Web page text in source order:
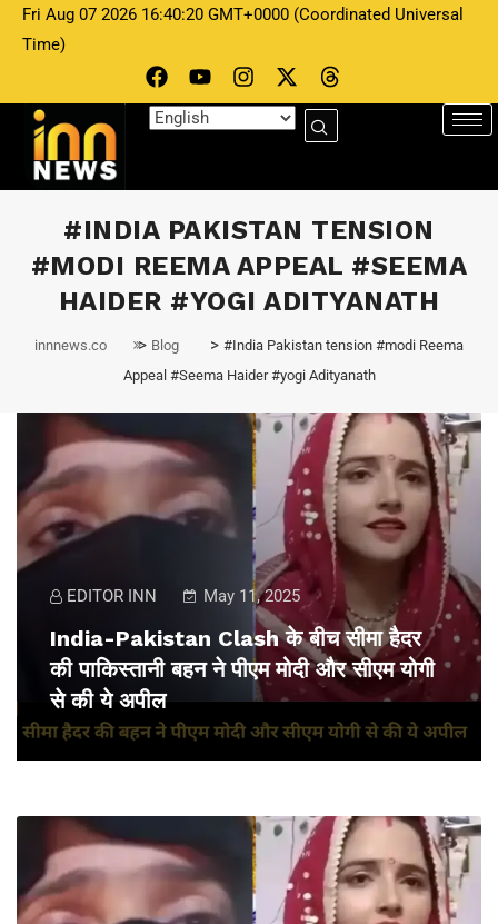
Fri Aug 07 2026 16:40:20 GMT+0000 (Coordinated Universal
Time)
#INDIA PAKISTAN TENSION
#MODI REEMA APPEAL #SEEMA
HAIDER #YOGI ADITYANATH
innnews.co > Blog > #India Pakistan tension #modi Reema
Appeal #Seema Haider #yogi Adityanath
EDITOR INN May 11, 2025
India-Pakistan Clash के बीच सीमा हैदर
की पाकिस्तानी बहन ने पीएम मोदी और सीएम योगी
से की ये अपील